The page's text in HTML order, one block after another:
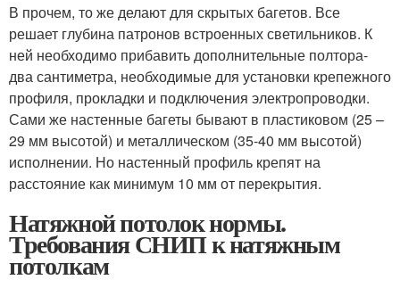
В прочем, то же делают для скрытых багетов. Все
решает глубина патронов встроенных светильников. К
ней необходимо прибавить дополнительные полтора-
два сантиметра, необходимые для установки крепежного
профиля, прокладки и подключения электропроводки.
Сами же настенные багеты бывают в пластиковом (25 –
29 мм высотой) и металлическом (35-40 мм высотой)
исполнении. Но настенный профиль крепят на
расстояние как минимум 10 мм от перекрытия.
Натяжной потолок нормы.
Требования СНИП к натяжным
потолкам